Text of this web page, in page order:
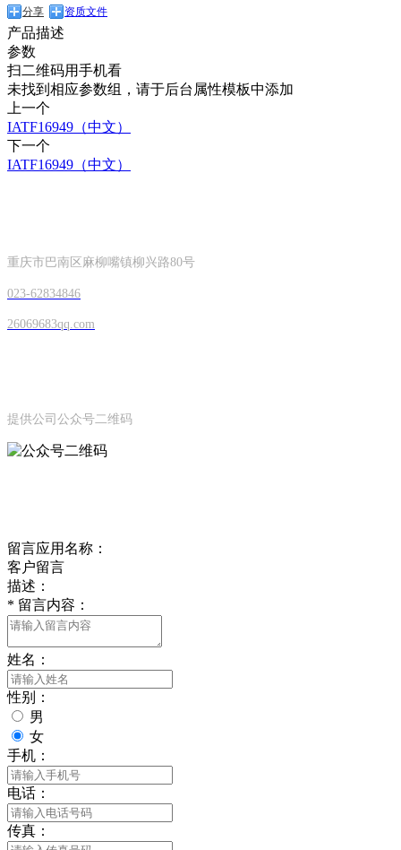
分享 资质文件
产品描述
参数
扫二维码用手机看
未找到相应参数组，请于后台属性模板中添加
上一个
IATF16949（中文）
下一个
IATF16949（中文）
重庆市巴南区麻柳嘴镇柳兴路80号
023-62834846
26069683qq.com
提供公司公众号二维码
留言应用名称：
客户留言
描述：
* 留言内容：
姓名：
性别：
男
女
手机：
电话：
传真：